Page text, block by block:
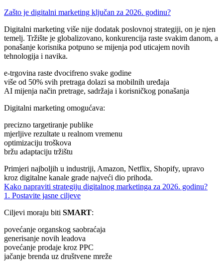
Zašto je digitalni marketing ključan za 2026. godinu?
Digitalni marketing više nije dodatak poslovnoj strategiji, on je njen
temelj. Tržište je globalizovano, konkurencija raste svakim danom, a
ponašanje korisnika potpuno se mijenja pod uticajem novih
tehnologija i navika.
e-trgovina raste dvocifreno svake godine
više od 50% svih pretraga dolazi sa mobilnih uređaja
AI mijenja način pretrage, sadržaja i korisničkog ponašanja
Digitalni marketing omogućava:
precizno targetiranje publike
mjerljive rezultate u realnom vremenu
optimizaciju troškova
bržu adaptaciju tržištu
Primjeri najboljih u industriji, Amazon, Netflix, Shopify, upravo
kroz digitalne kanale grade najveći dio prihoda.
Kako napraviti strategiju digitalnog marketinga za 2026. godinu?
1. Postavite jasne ciljeve
Ciljevi moraju biti SMART:
povećanje organskog saobraćaja
generisanje novih leadova
povećanje prodaje kroz PPC
jačanje brenda uz društvene mreže